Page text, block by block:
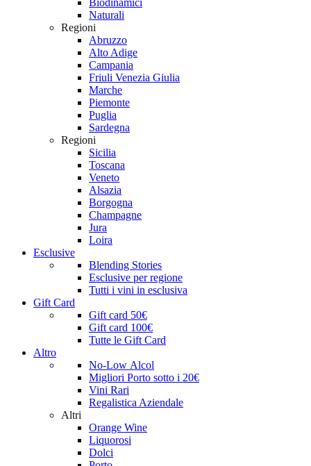
Biodinamici
Naturali
Regioni
Abruzzo
Alto Adige
Campania
Friuli Venezia Giulia
Marche
Piemonte
Puglia
Sardegna
Regioni
Sicilia
Toscana
Veneto
Alsazia
Borgogna
Champagne
Jura
Loira
Esclusive
Blending Stories
Esclusive per regione
Tutti i vini in esclusiva
Gift Card
Gift card 50€
Gift card 100€
Tutte le Gift Card
Altro
No-Low Alcol
Migliori Porto sotto i 20€
Vini Rari
Regalistica Aziendale
Altri
Orange Wine
Liquorosi
Dolci